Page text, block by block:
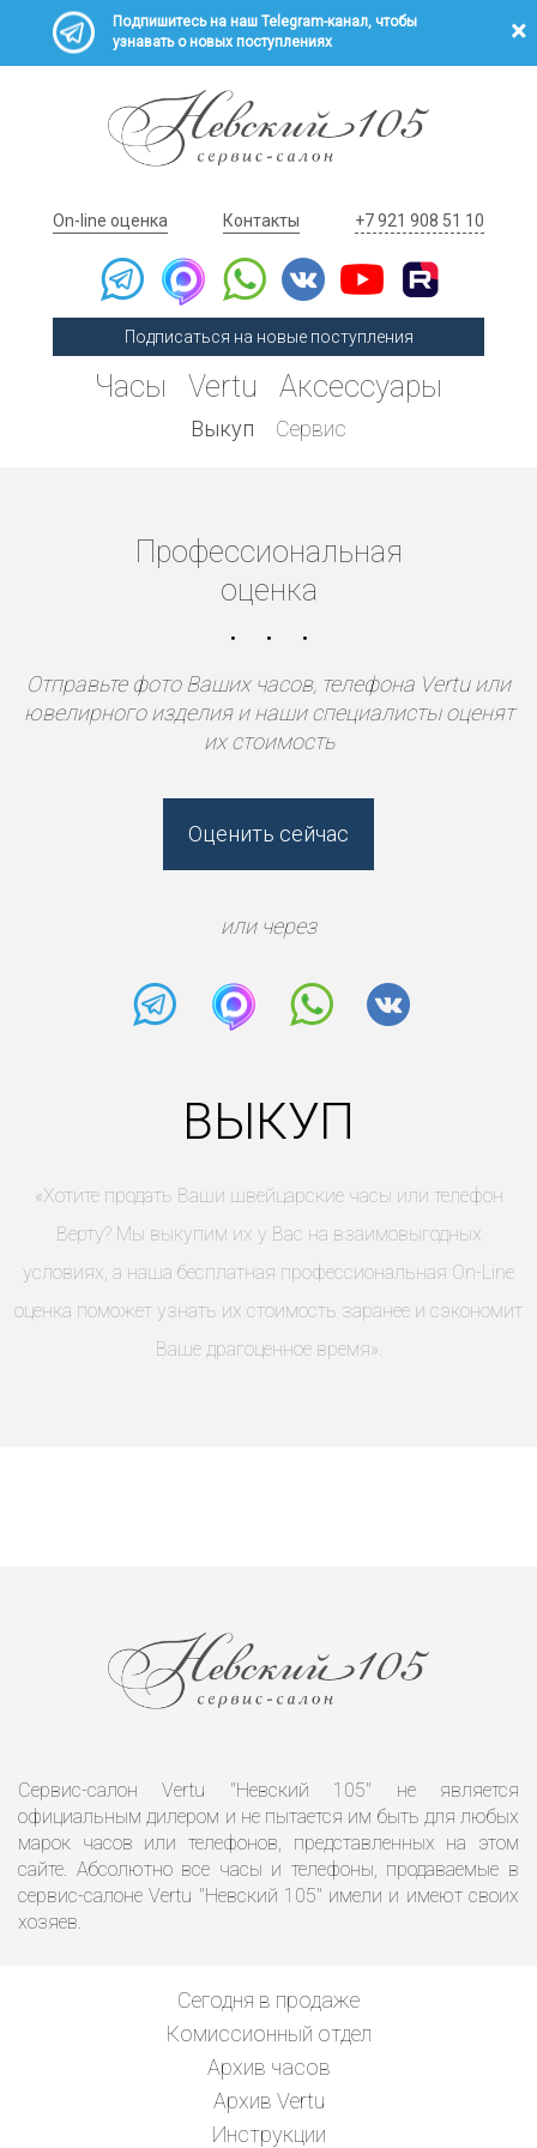
Подпишитесь на наш Telegram-канал, чтобы
узнавать о новых поступлениях
On-line оценка Контакты +7 921 908 51 10
Подписаться на новые поступления
Часы Vertu Аксессуары
Выкуп Сервис
Профессиональная
оценка
Отправьте фото Ваших часов, телефона Vertu или
ювелирного изделия и наши специалисты оценят
их стоимость
Оценить сейчас
или через
ВЫКУП
«Хотите продать Ваши швейцарские часы или телефон
Верту? Мы выкупим их у Вас на взаимовыгодных
условиях, а наша бесплатная профессиональная On-Line
оценка поможет узнать их стоимость заранее и сэкономит
Ваше драгоценное время».
Сервис-салон Vertu "Невский 105" не является
официальным дилером и не пытается им быть для любых
марок часов или телефонов, представленных на этом
сайте. Абсолютно все часы и телефоны, продаваемые в
сервис-салоне Vertu "Невский 105" имели и имеют своих
хозяев.
Сегодня в продаже
Комиссионный отдел
Архив часов
Архив Vertu
Инструкции